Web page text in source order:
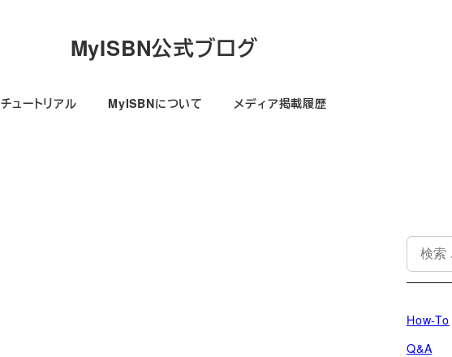
MyISBN公式ブログ
チュートリアル MyISBNについて メディア掲載履歴
検
索
How-To
Q&A